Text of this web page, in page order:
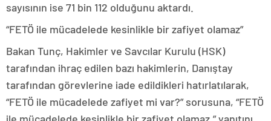
sayısının ise 71 bin 112 olduğunu aktardı.
“FETÖ ile mücadelede kesinlikle bir zafiyet olamaz”
Bakan Tunç, Hakimler ve Savcılar Kurulu (HSK)
tarafından ihraç edilen bazı hakimlerin, Danıştay
tarafından görevlerine iade edildikleri hatırlatılarak,
“FETÖ ile mücadelede zafiyet mi var?” sorusuna, “FETÖ